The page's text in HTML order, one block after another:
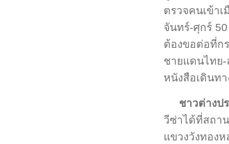
ตรวจคนเข้า
จันทร์-ศุกร์
ต้องขอต่อที่ก
ชายแดนไทย-
หนังสือเดินท
ชาวต่างป
วีซ่าได้ที่สถา
แขวงวังทอง